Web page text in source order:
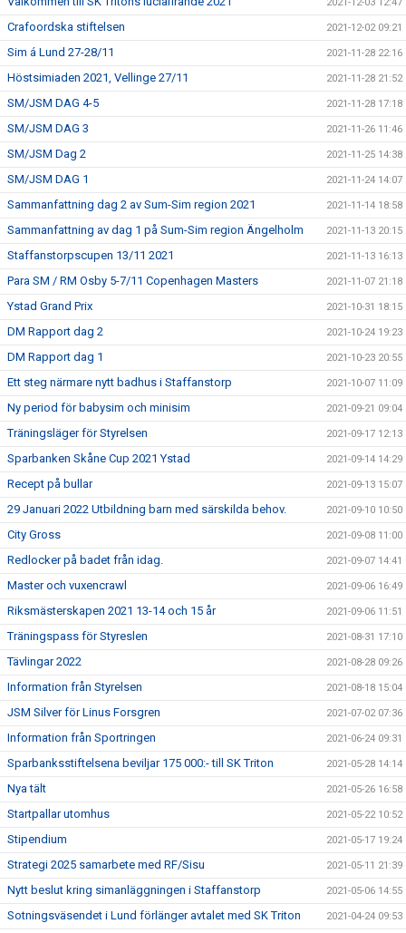
Crafoordska stiftelsen 2021-12-02 09:21
Sim á Lund 27-28/11 2021-11-28 22:16
Höstsimiaden 2021, Vellinge 27/11 2021-11-28 21:52
SM/JSM DAG 4-5 2021-11-28 17:18
SM/JSM DAG 3 2021-11-26 11:46
SM/JSM Dag 2 2021-11-25 14:38
SM/JSM DAG 1 2021-11-24 14:07
Sammanfattning dag 2 av Sum-Sim region 2021 2021-11-14 18:58
Sammanfattning av dag 1 på Sum-Sim region Ängelholm 2021-11-13 20:15
Staffanstorpscupen 13/11 2021 2021-11-13 16:13
Para SM / RM Osby 5-7/11 Copenhagen Masters 2021-11-07 21:18
Ystad Grand Prix 2021-10-31 18:15
DM Rapport dag 2 2021-10-24 19:23
DM Rapport dag 1 2021-10-23 20:55
Ett steg närmare nytt badhus i Staffanstorp 2021-10-07 11:09
Ny period för babysim och minisim 2021-09-21 09:04
Träningsläger för Styrelsen 2021-09-17 12:13
Sparbanken Skåne Cup 2021 Ystad 2021-09-14 14:29
Recept på bullar 2021-09-13 15:07
29 Januari 2022 Utbildning barn med särskilda behov. 2021-09-10 10:50
City Gross 2021-09-08 11:00
Redlocker på badet från idag. 2021-09-07 14:41
Master och vuxencrawl 2021-09-06 16:49
Riksmästerskapen 2021 13-14 och 15 år 2021-09-06 11:51
Träningspass för Styreslen 2021-08-31 17:10
Tävlingar 2022 2021-08-28 09:26
Information från Styrelsen 2021-08-18 15:04
JSM Silver för Linus Forsgren 2021-07-02 07:36
Information från Sportringen 2021-06-24 09:31
Sparbanksstiftelsena beviljar 175 000:- till SK Triton 2021-05-28 14:14
Nya tält 2021-05-26 16:58
Startpallar utomhus 2021-05-22 10:52
Stipendium 2021-05-17 19:24
Strategi 2025 samarbete med RF/Sisu 2021-05-11 21:39
Nytt beslut kring simanläggningen i Staffanstorp 2021-05-06 14:55
Sotningsväsendet i Lund förlänger avtalet med SK Triton 2021-04-24 09:53